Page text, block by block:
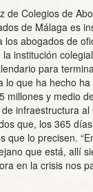
de Colegios de
de Málaga es
abogados de
institución
para
lo que ha hecho
millones y medio
infraestructura
que, los 365
que lo precisen.
que está, allí
en la crisis nos